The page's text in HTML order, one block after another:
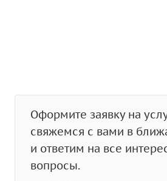
Оформите заявку на
свяжемся с вами в
и ответим на все
вопросы.